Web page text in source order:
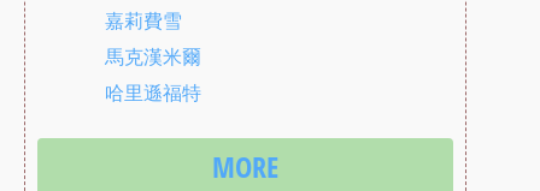
嘉莉費雪
馬克漢米爾
哈里遜福特
MORE